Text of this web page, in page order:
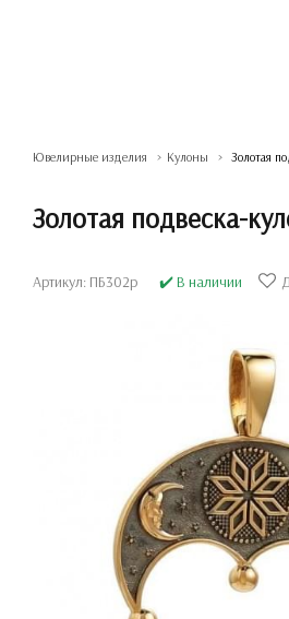
Ювелирные изделия Кулоны Золотая
Золотая подвеска-
Артикул: ПБ302р ✔️ В наличии